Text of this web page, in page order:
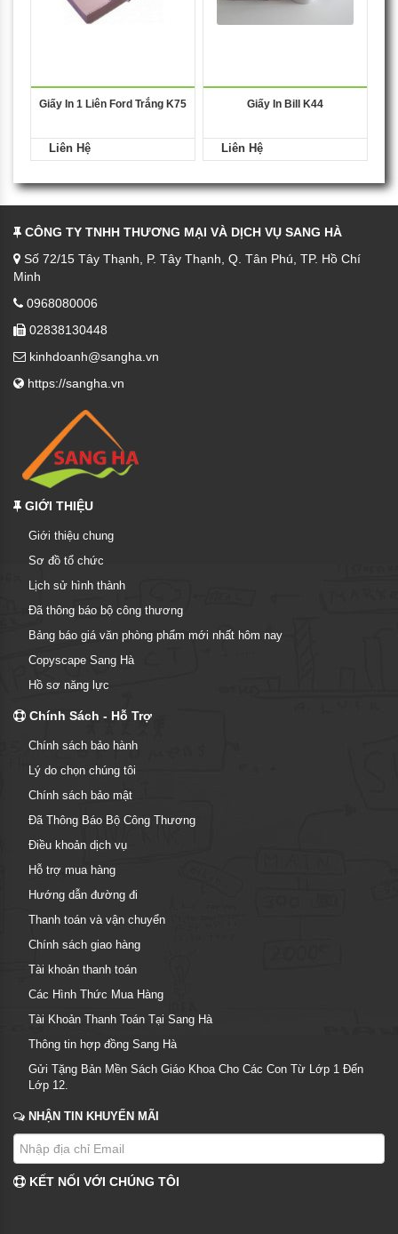
Giấy In 1 Liên Ford Trắng K75
Liên Hệ
Giấy In Bill K44
Liên Hệ
CÔNG TY TNHH THƯƠNG MẠI VÀ DỊCH VỤ SANG HÀ
Số 72/15 Tây Thạnh, P. Tây Thạnh, Q. Tân Phú, TP. Hồ Chí
Minh
0968080006
02838130448
kinhdoanh@sangha.vn
https://sangha.vn
GIỚI THIỆU
Giới thiệu chung
Sơ đồ tổ chức
Lịch sử hình thành
Đã thông báo bộ công thương
Bảng báo giá văn phòng phẩm mới nhất hôm nay
Copyscape Sang Hà
Hồ sơ năng lực
Chính Sách - Hỗ Trợ
Chính sách bảo hành
Lý do chọn chúng tôi
Chính sách bảo mật
Đã Thông Báo Bộ Công Thương
Điều khoản dịch vụ
Hỗ trợ mua hàng
Hướng dẫn đường đi
Thanh toán và vận chuyển
Chính sách giao hàng
Tài khoản thanh toán
Các Hình Thức Mua Hàng
Tài Khoản Thanh Toán Tại Sang Hà
Thông tin hợp đồng Sang Hà
Gửi Tặng Bản Mền Sách Giáo Khoa Cho Các Con Từ Lớp 1 Đến
Lớp 12.
NHẬN TIN KHUYẾN MÃI
KẾT NỐI VỚI CHÚNG TÔI